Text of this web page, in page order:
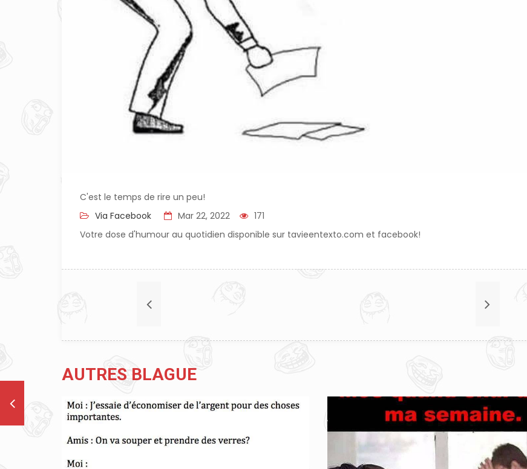
C'est le temps de rire un peu!
Via Facebook
Mar 22, 2022
171
Votre dose d'humour au quotidien disponible sur tavieentexto.com et facebook!
AUTRES BLAGUE